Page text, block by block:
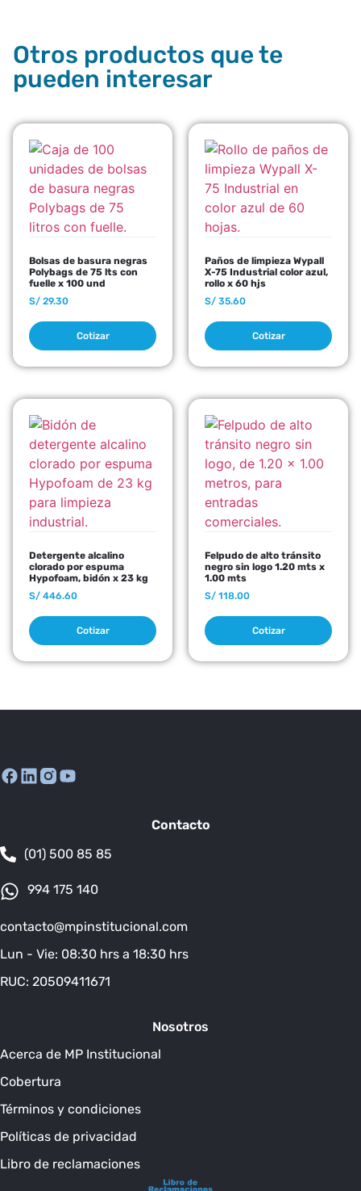
Otros productos que te
pueden interesar
Bolsas de basura negras
Polybags de 75 lts con
fuelle x 100 und
S/ 29.30
Cotizar
Paños de limpieza Wypall
X-75 Industrial color azul,
rollo x 60 hjs
S/ 35.60
Cotizar
Detergente alcalino
clorado por espuma
Hypofoam, bidón x 23 kg
S/ 446.60
Cotizar
Felpudo de alto tránsito
negro sin logo 1.20 mts x
1.00 mts
S/ 118.00
Cotizar
Contacto
(01) 500 85 85
994 175 140
contacto@mpinstitucional.com
Lun - Vie: 08:30 hrs a 18:30 hrs
RUC: 20509411671
Nosotros
Acerca de MP Institucional
Cobertura
Términos y condiciones
Políticas de privacidad
Libro de reclamaciones